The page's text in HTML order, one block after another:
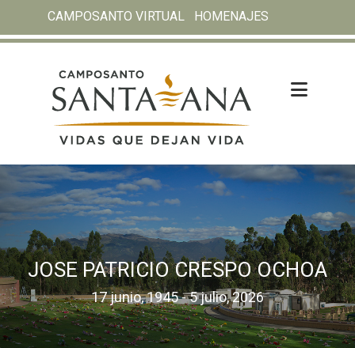
CAMPOSANTO VIRTUAL HOMENAJES
JOSE PATRICIO CRESPO OCHOA
17 junio, 1945 - 5 julio, 2026